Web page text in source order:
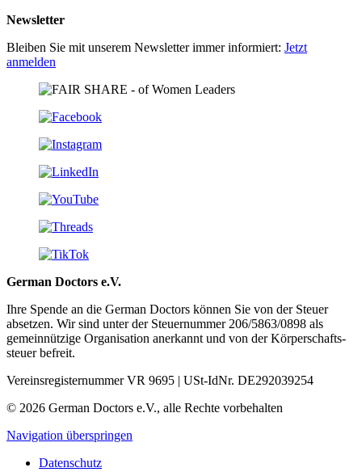
Newsletter
Bleiben Sie mit unserem Newsletter immer informiert: Jetzt
anmelden
German Doctors e.V.
Ihre Spende an die German Doctors können Sie von der Steuer
absetzen. Wir sind unter der Steuer­nummer 206/5863/0898 als
gemein­nützige Organisation aner­kannt und von der Körper­schafts­
steuer befreit.
Vereinsregisternummer VR 9695 | USt-IdNr. DE292039254
© 2026 German Doctors e.V., alle Rechte vorbehalten
Navigation überspringen
Datenschutz